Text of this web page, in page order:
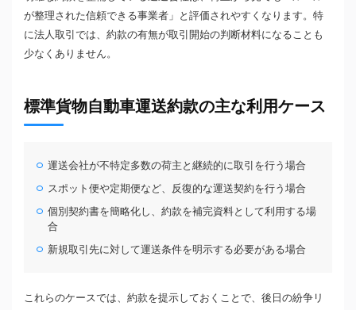
が整理された信頼できる事業者」と評価されやすくなります。特
に法人取引では、約款の有無が取引開始の判断材料になることも
少なくありません。
標準貨物自動車運送約款の主な利用ケース
運送会社が不特定多数の荷主と継続的に取引を行う場合
スポット便や定期便など、反復的な運送契約を行う場合
個別契約書を簡略化し、約款を補完資料として利用する場
合
新規取引先に対して運送条件を明示する必要がある場合
これらのケースでは、約款を提示しておくことで、後日の紛争リ